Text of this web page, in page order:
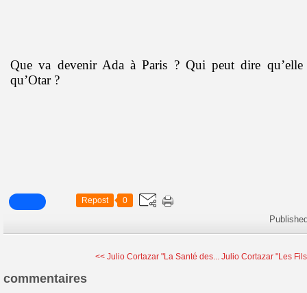
Que va devenir Ada à Paris ? Qui peut dire qu’elle
qu’Otar ?
Repost 0
<< Julio Cortazar "La Santé des... Julio Cortazar "Les
commentaires